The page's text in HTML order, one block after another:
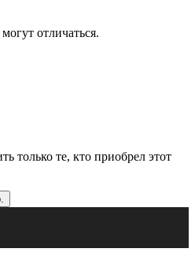
отличаться.
только те, кто приобрел этот